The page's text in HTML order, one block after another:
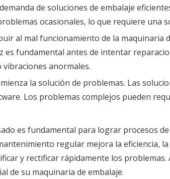
de soluciones de embalaje
ocasionales, lo que requiere una
al mal funcionamiento de la maquinaria
es fundamental antes de intentar
vibraciones anormales.
la solución de problemas. Las
Los problemas complejos pueden
es fundamental para lograr procesos
regular mejora la eficiencia,
y rectificar rápidamente los
de su maquinaria de embalaje.